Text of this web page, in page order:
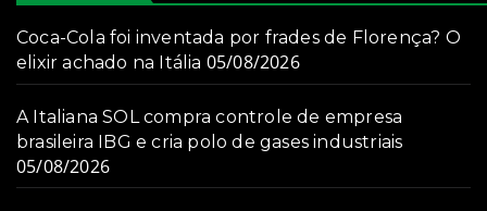
Coca-Cola foi inventada por frades de Florença? O
elixir achado na Itália 05/08/2026
A Italiana SOL compra controle de empresa
brasileira IBG e cria polo de gases industriais
05/08/2026